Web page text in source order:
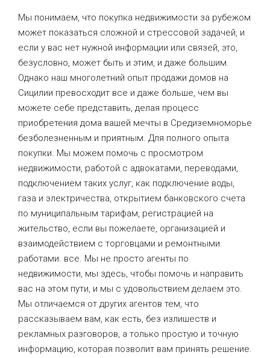
Мы понимаем, что покупка недвижимости за рубежом
может показаться сложной и стрессовой задачей, и
если у вас нет нужной информации или связей, это,
безусловно, может быть и этим, и даже большим.
Однако наш многолетний опыт продажи домов на
Сицилии превосходит все и даже больше, чем вы
можете себе представить, делая процесс
приобретения дома вашей мечты в Средиземноморье
безболезненным и приятным. Для полного опыта
покупки. Мы можем помочь с просмотром
недвижимости, работой с адвокатами, переводами,
подключением таких услуг, как подключение воды,
газа и электричества, открытием банковского счета
по муниципальным тарифам, регистрацией на
жительство, если вы пожелаете, организацией и
взаимодействием с торговцами и ремонтными
работами. все. Мы не просто агенты по
недвижимости, мы здесь, чтобы помочь и направить
вас на этом пути, и мы с удовольствием делаем это.
Мы отличаемся от других агентов тем, что
рассказываем вам, как есть, без излишеств и
рекламных разговоров, а только простую и точную
информацию, которая позволит вам принять решение.